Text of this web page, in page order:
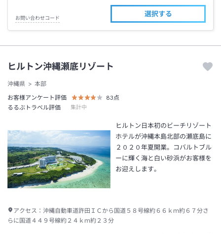
お問い合わせコード
選択する
ヒルトン沖縄瀬底リゾート
沖縄県
本部
お客様アンケート評価
83点
るるぶトラベル評価
集計中
ヒルトン日本初のビーチリゾート
ホテルが沖縄本島北部の瀬底島に
２０２０年夏開業。コバルトブル
ーに輝く海と白い砂浜がお客様を
お迎えします。
アクセス： 沖縄自動車道許田ＩＣから国道５８号線約６６ｋｍ約６７分さ
らに国道４４９号線約２４ｋｍ約２３分